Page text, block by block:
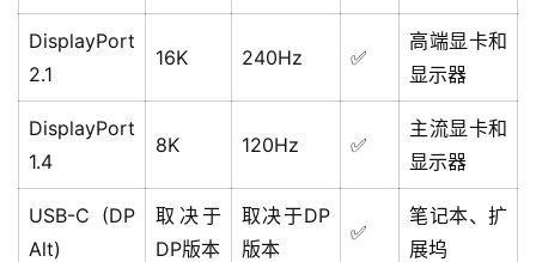
DisplayPort
2.1
16K 240Hz ✅
高端显卡和
显示器
DisplayPort
1.4
8K 120Hz ✅
主流显卡和
显示器
USB-C (DP
Alt)
取决于
DP版本
取决于DP
版本
✅
笔记本、扩
展坞